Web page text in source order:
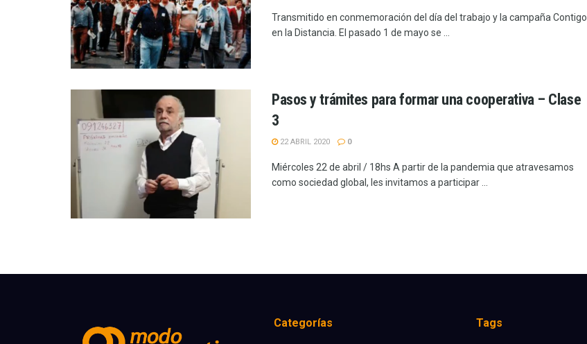
Transmitido en conmemoración del día del trabajo y la campaña Contigo
en la Distancia. El pasado 1 de mayo se ...
Pasos y trámites para formar una cooperativa – Clase
3
22 ABRIL 2020 0
Miércoles 22 de abril / 18hs A partir de la pandemia que atravesamos
como sociedad global, les invitamos a participar ...
Categorías Tags